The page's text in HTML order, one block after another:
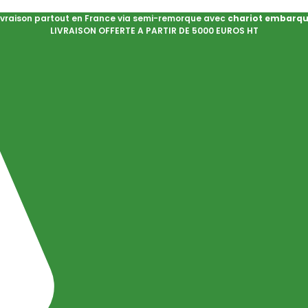
partout en France via semi-remorque avec chariot
LIVRAISON OFFERTE A PARTIR DE 5000 EUROS HT